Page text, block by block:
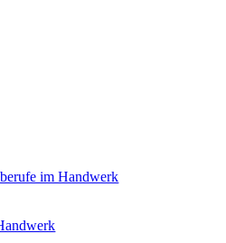
im Handwerk